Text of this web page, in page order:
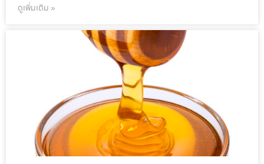
ดูเพิ่มเติม »